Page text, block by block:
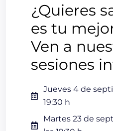
¿Quieres
es tu
Ven a
sesiones
Jueves 4 de
19:30 h
Martes 23 de